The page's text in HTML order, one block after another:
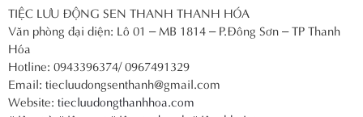
TIỆC LƯU ĐỘNG SEN THANH THANH HÓA
Văn phòng đại diện: Lô 01 – MB 1814 – P.Đông Sơn – TP Thanh
Hóa
Hotline: 0943396374/ 0967491329
Email: tiecluudongsenthanh@gmail.com
Website: tiecluudongthanhhoa.com